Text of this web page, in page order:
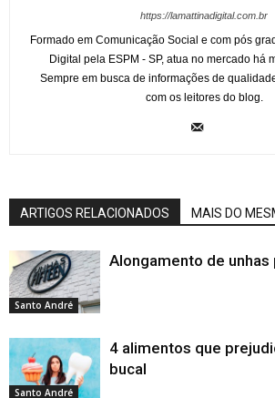
https://lamattinadigital.com.br
Formado em Comunicação Social e com pós
Digital pela ESPM - SP, atua no mercado há
Sempre em busca de informações de
com os leitores do blog.
ARTIGOS RELACIONADOS MAIS DO
Santo André
Alongamento de unhas
Santo André
4 alimentos que
bucal